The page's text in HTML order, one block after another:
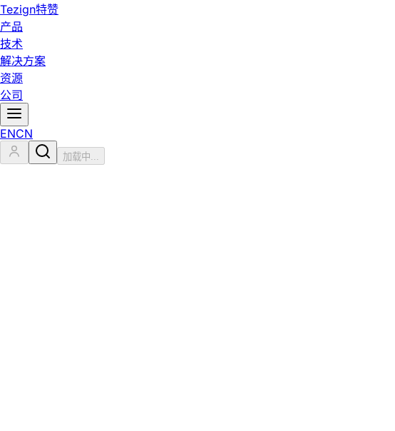
Tezign特赞
产品
技术
解决方案
资源
公司
ENCN
加载中...